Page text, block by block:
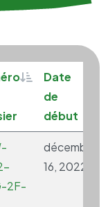
Sortable
Date
de
début
2F-
décembre
16, 2022